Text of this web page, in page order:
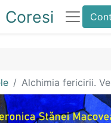
Coresi
Alchimia fericirii.